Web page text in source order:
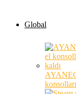
Global